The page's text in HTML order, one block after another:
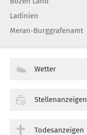
Ladinien
Meran-Burggrafenamt
Wetter
Stellenanzeigen
Todesanzeigen